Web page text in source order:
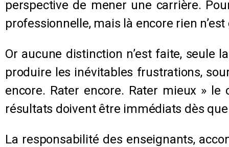
perspective de mener une carrière.
professionnelle, mais là encore rien n’est
Or aucune distinction n’est faite, seule
produire les inévitables frustrations,
encore. Rater encore. Rater mieux »
résultats doivent être immédiats dès
La responsabilité des enseignants,